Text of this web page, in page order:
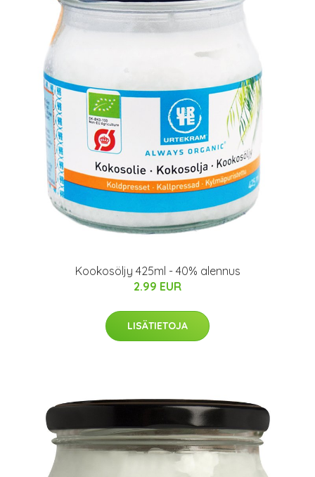
Kookosöljy 425ml - 40% alennus
2.99 EUR
LISÄTIETOJA